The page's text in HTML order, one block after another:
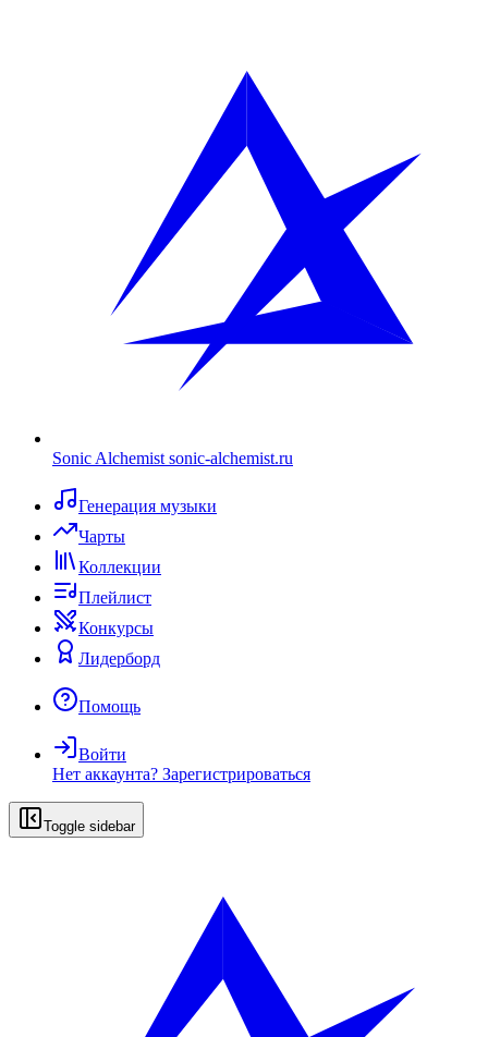
Sonic Alchemist sonic-alchemist.ru
Генерация музыки
Чарты
Коллекции
Плейлист
Конкурсы
Лидерборд
Помощь
Войти
Нет аккаунта? Зарегистрироваться
Toggle sidebar